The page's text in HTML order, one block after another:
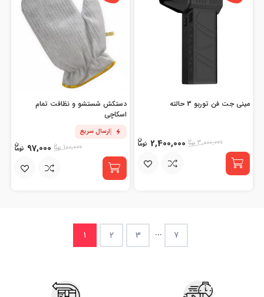
مینی جت فن توربو 3 حالته
3,000,000
2,400,000
دستکش شستشو و نظافت تمام
اسکاچی
ارسال سریع
100,000
97,000
1 2 3 ... 7